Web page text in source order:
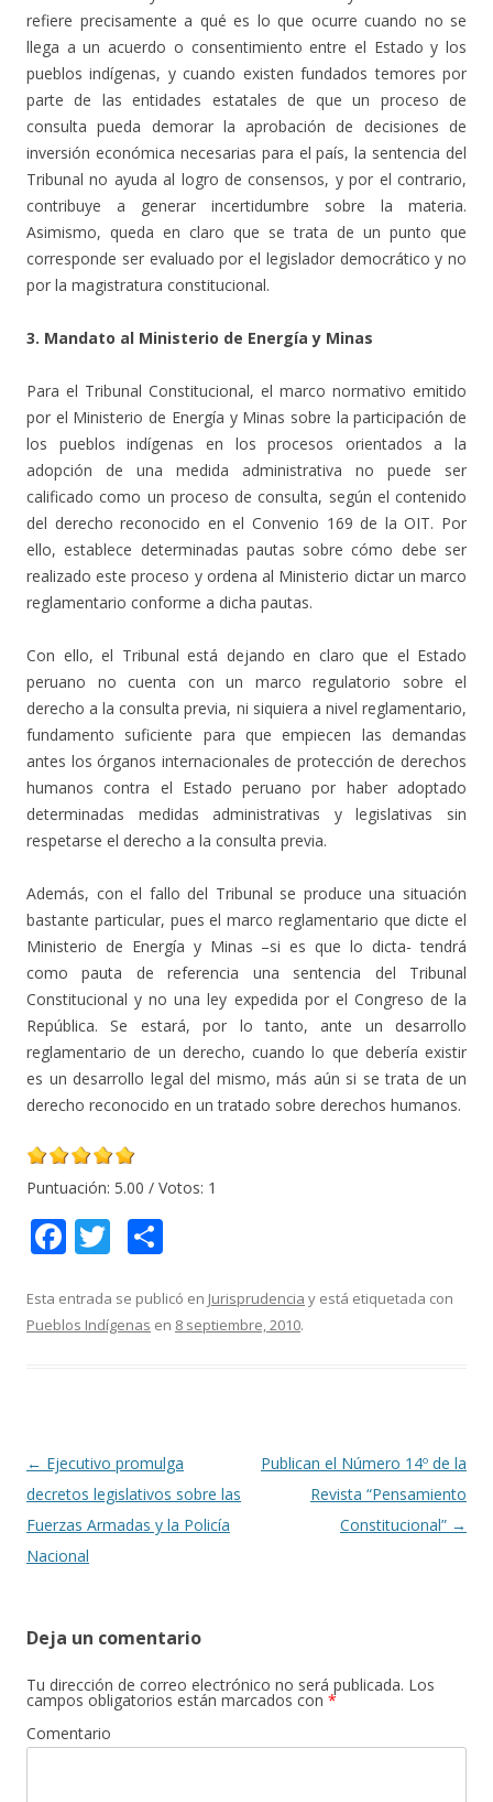
refiere precisamente a qué es lo que ocurre cuando no se
llega a un acuerdo o consentimiento entre el Estado y los
pueblos indígenas, y cuando existen fundados temores por
parte de las entidades estatales de que un proceso de
consulta pueda demorar la aprobación de decisiones de
inversión económica necesarias para el país, la sentencia del
Tribunal no ayuda al logro de consensos, y por el contrario,
contribuye a generar incertidumbre sobre la materia.
Asimismo, queda en claro que se trata de un punto que
corresponde ser evaluado por el legislador democrático y no
por la magistratura constitucional.
3. Mandato al Ministerio de Energía y Minas
Para el Tribunal Constitucional, el marco normativo emitido
por el Ministerio de Energía y Minas sobre la participación de
los pueblos indígenas en los procesos orientados a la
adopción de una medida administrativa no puede ser
calificado como un proceso de consulta, según el contenido
del derecho reconocido en el Convenio 169 de la OIT. Por
ello, establece determinadas pautas sobre cómo debe ser
realizado este proceso y ordena al Ministerio dictar un marco
reglamentario conforme a dicha pautas.
Con ello, el Tribunal está dejando en claro que el Estado
peruano no cuenta con un marco regulatorio sobre el
derecho a la consulta previa, ni siquiera a nivel reglamentario,
fundamento suficiente para que empiecen las demandas
antes los órganos internacionales de protección de derechos
humanos contra el Estado peruano por haber adoptado
determinadas medidas administrativas y legislativas sin
respetarse el derecho a la consulta previa.
Además, con el fallo del Tribunal se produce una situación
bastante particular, pues el marco reglamentario que dicte el
Ministerio de Energía y Minas –si es que lo dicta- tendrá
como pauta de referencia una sentencia del Tribunal
Constitucional y no una ley expedida por el Congreso de la
República. Se estará, por lo tanto, ante un desarrollo
reglamentario de un derecho, cuando lo que debería existir
es un desarrollo legal del mismo, más aún si se trata de un
derecho reconocido en un tratado sobre derechos humanos.
Puntuación: 5.00 / Votos: 1
F
e
b
k
T
itt
er
m
p
r
Esta entrada se publicó en Jurisprudencia y está etiquetada con
Pueblos Indígenas en 8 septiembre, 2010.
Navegación
de
entradas
← Ejecutivo promulga
decretos legislativos sobre las
Fuerzas Armadas y la Policía
Nacional
Publican el Número 14º de la
Revista “Pensamiento
Constitucional” →
Deja un comentario
Tu dirección de correo electrónico no será publicada. Los
campos obligatorios están marcados con *
Comentario